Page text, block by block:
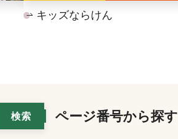
キッズならけん
ページ番号から探す